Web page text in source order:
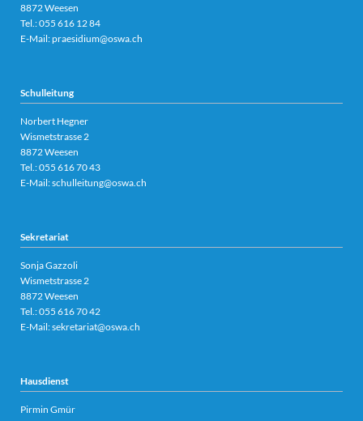
8872 Weesen
Tel.:055 616 12 84
E-Mail:praesidium@oswa.ch
Schulleitung
Norbert Hegner
Wismetstrasse 2
8872 Weesen
Tel.:055 616 70 43
E-Mail:schulleitung@oswa.ch
Sekretariat
Sonja Gazzoli
Wismetstrasse 2
8872 Weesen
Tel.:055 616 70 42
E-Mail:sekretariat@oswa.ch
Hausdienst
Pirmin Gmür